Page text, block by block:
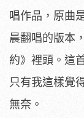
唱作品，原曲
晨翻唱的版本
約》裡頭。這
只有我這樣覺
無奈。